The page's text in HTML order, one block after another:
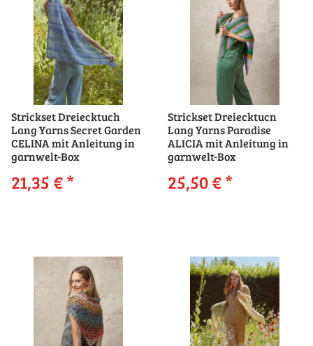
Strickset Dreiecktuch
Lang Yarns Secret Garden
CELINA mit Anleitung in
garnwelt-Box
21,35 €*
Strickset Dreiecktucn
Lang Yarns Paradise
ALICIA mit Anleitung in
garnwelt-Box
25,50 €*